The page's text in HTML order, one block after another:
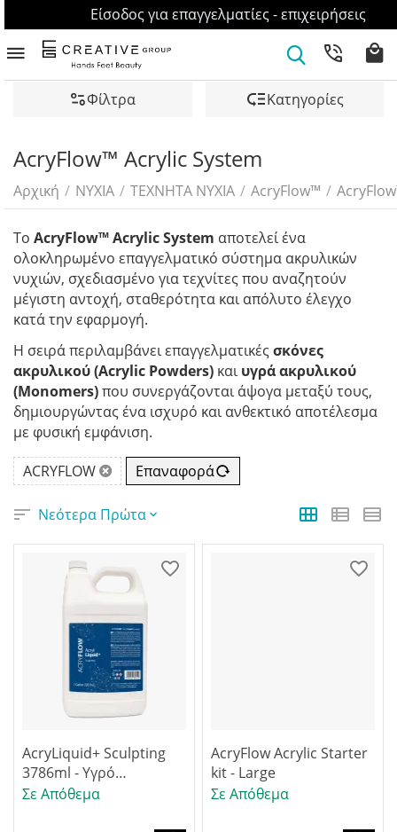
Είσοδος για επαγγελματίες - επιχειρήσεις
Φίλτρα Κατηγορίες
AcryFlow™ Acrylic System
Αρχική / ΝΥΧΙΑ / ΤΕΧΝΗΤΑ ΝΥΧΙΑ / AcryFlow™ /
Το AcryFlow™ Acrylic System αποτελεί ένα
ολοκληρωμένο επαγγελματικό σύστημα ακρυλικών
νυχιών, σχεδιασμένο για τεχνίτες που αναζητούν
μέγιστη αντοχή, σταθερότητα και απόλυτο έλεγχο
κατά την εφαρμογή.
Η σειρά περιλαμβάνει επαγγελματικές σκόνες
ακρυλικού (Acrylic Powders) καιυγρά ακρυλικού
(Monomers)που συνεργάζονται άψογα μεταξύ τους,
δημιουργώντας ένα ισχυρό και ανθεκτικό αποτέλεσμα
με φυσική εμφάνιση.
ACRYFLOW
Επαναφορά
Νεότερα Πρώτα
AcryLiquid+ Sculpting
3786ml - Υγρό
ακρυλικων νυχιών
Σε Απόθεμα
AcryFlow Acrylic Starter
kit - Large
Σε Απόθεμα